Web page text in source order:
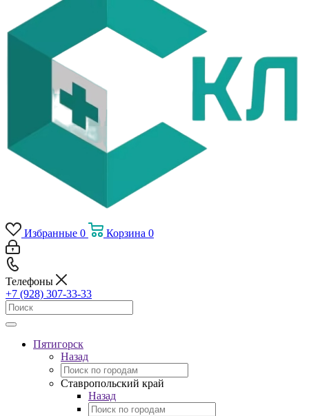
Избранные 0 Корзина 0
Телефоны
+7 (928) 307-33-33
Пятигорск
Назад
Ставропольский край
Назад